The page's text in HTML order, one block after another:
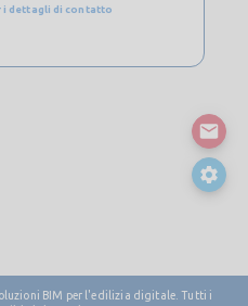
i dettagli di contatto
BIM per l'edilizia digitale. Tutti i